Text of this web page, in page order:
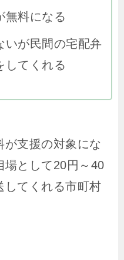
無料になる
いが民間の宅配弁
してくれる
が支援の対象にな
場として20円～40
してくれる市町村